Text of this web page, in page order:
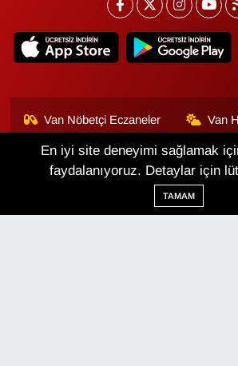
Van Nöbetçi Eczaneler Van
Van Namaz Vakitleri
Van
Haritası
Puan Durumu ve Fikstür
En iyi site deneyimi sağlamak
faydalanıyoruz. Detaylar için
TAMAM